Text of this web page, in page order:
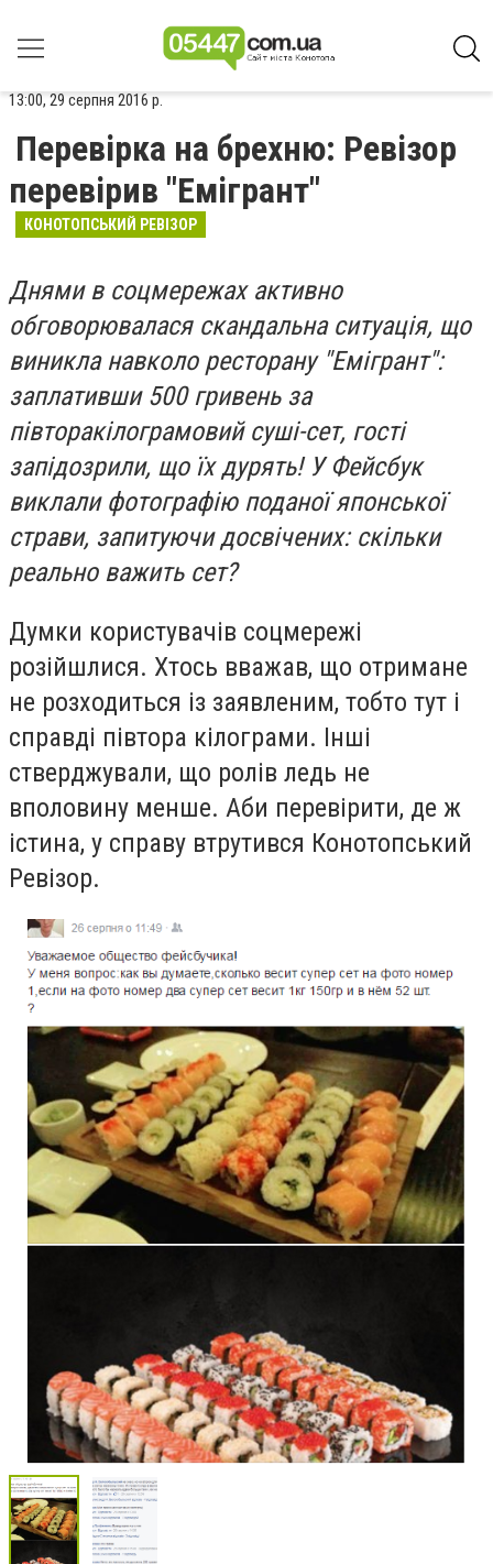
13:00, 29 серпня 2016 р.
Перевірка на брехню: Ревізор
перевірив "Емігрант"
КОНОТОПСЬКИЙ РЕВІЗОР
Днями в соцмережах активно
обговорювалася скандальна ситуація, що
виникла навколо ресторану "Емігрант":
заплативши 500 гривень за
півторакілограмовий суші-сет, гості
запідозрили, що їх дурять! У Фейсбук
виклали фотографію поданої японської
страви, запитуючи досвічених: скільки
реально важить сет?
Думки користувачів соцмережі
розійшлися. Хтось вважав, що отримане
не розходиться із заявленим, тобто тут і
справді півтора кілограми. Інші
стверджували, що ролів ледь не
вполовину менше. Аби перевірити, де ж
істина, у справу втрутився Конотопський
Ревізор.